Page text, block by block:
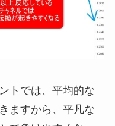
トでは、平均的な
ますから、平凡な